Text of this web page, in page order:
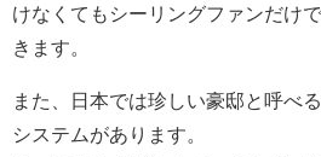
けなくてもシーリングファンだけ
きます。
また、日本では珍しい豪邸と呼べ
システムがあります。